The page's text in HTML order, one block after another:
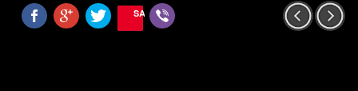
SAVE